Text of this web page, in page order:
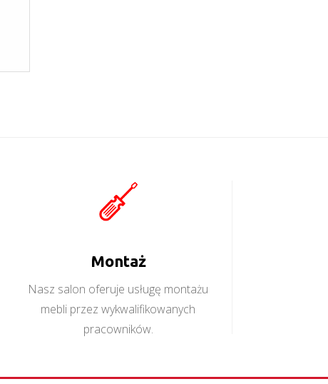
Montaż
Nasz salon oferuje usługę montażu
mebli przez wykwalifikowanych
pracowników.